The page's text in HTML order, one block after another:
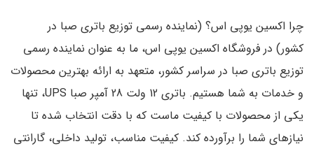
چرا اکسین یوپی اس؟ (نماینده رسمی توزیع باتری صبا در
کشور) در فروشگاه اکسین یوپی اس، ما به عنوان نماینده رسمی
توزیع باتری صبا در سراسر کشور، متعهد به ارائه بهترین محصولات
و خدمات به شما هستیم. باتری 12 ولت 28 آمپر صبا UPS
، تنها
یکی از محصولات با کیفیت ماست که با دقت انتخاب شده تا
نیازهای شما را برآورده کند. کیفیت مناسب، تولید داخلی،گارانتی